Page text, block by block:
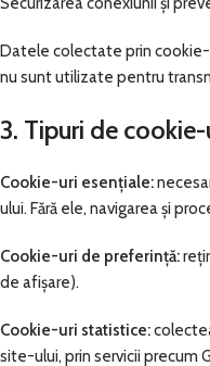
Datele colectate prin
nu sunt utilizate pentru
3. Tipuri de
Cookie-uri esențiale:
ului. Fără ele, navigarea și
Cookie-uri de preferință:
de afișare).
Cookie-uri statistice:
site-ului, prin servicii precum